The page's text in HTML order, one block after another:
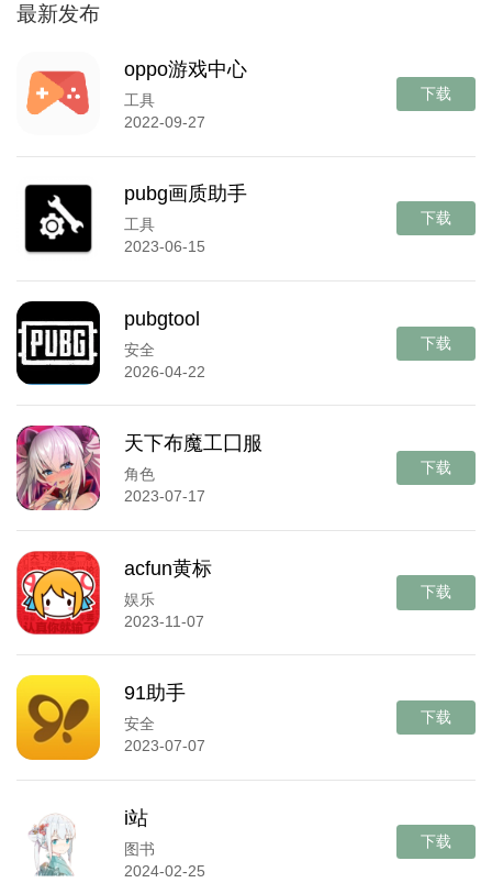
最新发布
oppo游戏中心
工具
2022-09-27
下载
pubg画质助手
工具
2023-06-15
下载
pubgtool
安全
2026-04-22
下载
天下布魔工囗服
角色
2023-07-17
下载
acfun黄标
娱乐
2023-11-07
下载
91助手
安全
2023-07-07
下载
i站
图书
2024-02-25
下载